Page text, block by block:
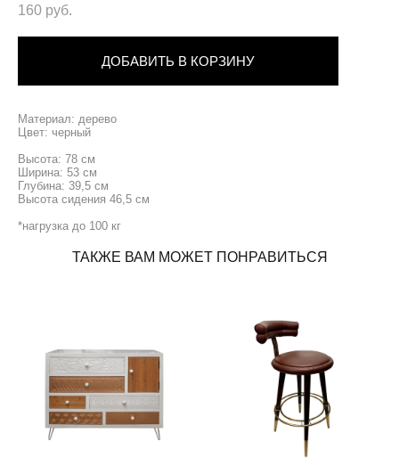
160 pуб.
ДОБАВИТЬ В КОРЗИНУ
Материал: дерево
Цвет: черный
Высота: 78 см
Ширина: 53 см
Глубина: 39,5 см
Высота сидения 46,5 см
*нагрузка до 100 кг
ТАКЖЕ ВАМ МОЖЕТ ПОНРАВИТЬСЯ